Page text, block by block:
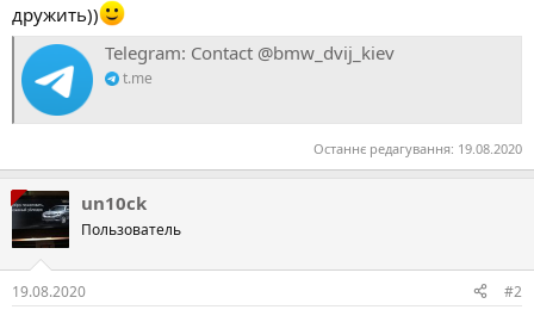
дружить))
Telegram: Contact @bmw_dvij_kiev
t.me
Останнє редагування: 19.08.2020
un10ck
Пользователь
19.08.2020 #2